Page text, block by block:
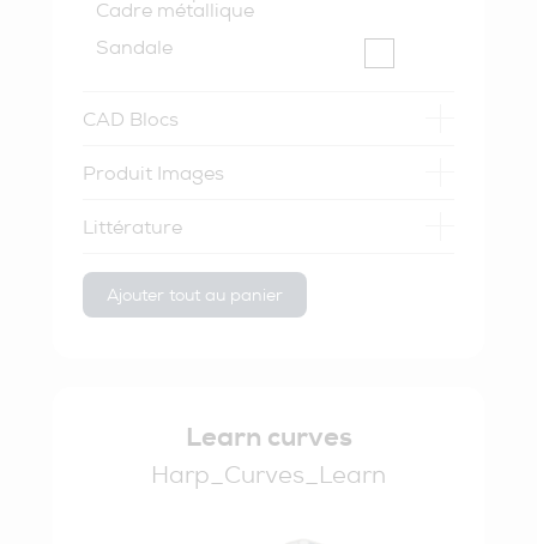
Cadre métallique
Sandale
CAD Blocs
Produit Images
Littérature
Ajouter tout au panier
Learn curves
Harp_Curves_Learn